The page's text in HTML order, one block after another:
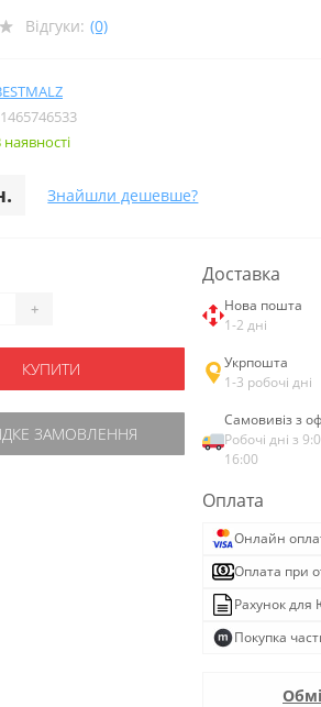
Відгуки: (0)
1465746533
наявності
Знайшли дешевше?
+
КУПИТИ
ЗАМОВЛЕННЯ
Доставка
Нова пошта
1-2 дні
Укрпошта
1-3 робочі дні
Самовивіз з
Робочі дні з
16:00
Оплата
Онлайн
Оплата при
Рахунок для
Покупка